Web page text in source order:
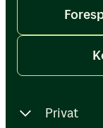
Privat